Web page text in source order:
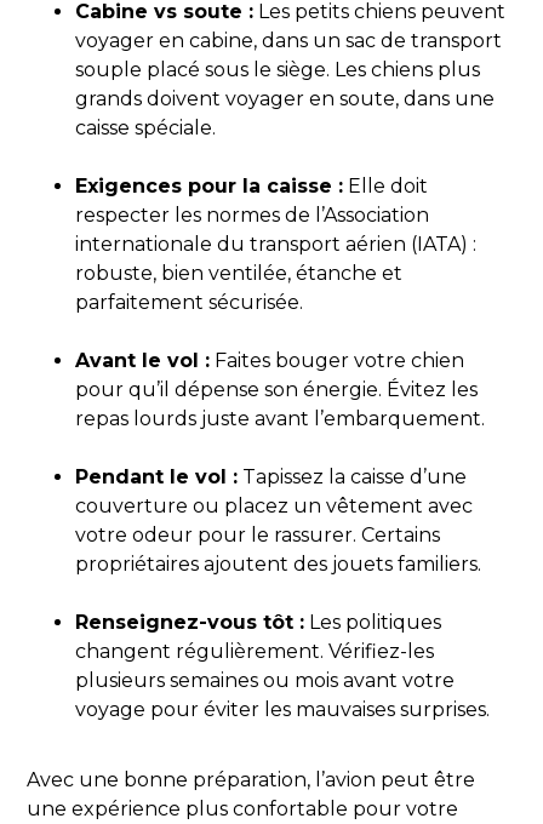
Cabine vs soute : Les petits chiens peuvent
voyager en cabine, dans un sac de transport
souple placé sous le siège. Les chiens plus
grands doivent voyager en soute, dans une
caisse spéciale.
Exigences pour la caisse : Elle doit
respecter les normes de l’Association
internationale du transport aérien (IATA) :
robuste, bien ventilée, étanche et
parfaitement sécurisée.
Avant le vol : Faites bouger votre chien
pour qu’il dépense son énergie. Évitez les
repas lourds juste avant l’embarquement.
Pendant le vol : Tapissez la caisse d’une
couverture ou placez un vêtement avec
votre odeur pour le rassurer. Certains
propriétaires ajoutent des jouets familiers.
Renseignez-vous tôt : Les politiques
changent régulièrement. Vérifiez-les
plusieurs semaines ou mois avant votre
voyage pour éviter les mauvaises surprises.
Avec une bonne préparation, l’avion peut être
une expérience plus confortable pour votre